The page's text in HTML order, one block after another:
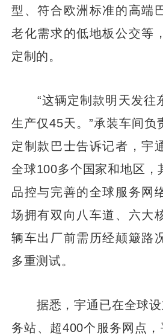
型、符合欧洲标准的高端
老化需求的低地板公交等
定制的。
“这辆定制款明天发往
生产仅45天。”承装车间负
定制款巴士告诉记者，宇
全球100多个国家和地区，
品控与完善的全球服务网
场拥有双向八车道、六大
辆车出厂前需历经颠簸路
多重测试。
据悉，宇通已在全球设
务站、超400个服务网点